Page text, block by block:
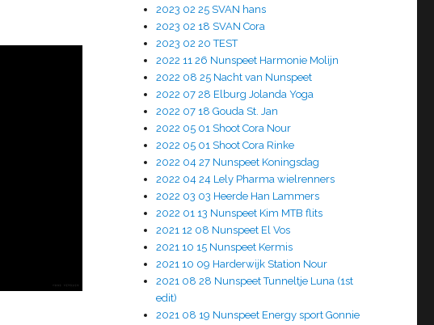
2023 02 25 SVAN hans
2023 02 18 SVAN Cora
2023 02 20 TEST
2022 11 26 Nunspeet Harmonie Molijn
2022 08 25 Nacht van Nunspeet
2022 07 28 Elburg Jolanda Yoga
2022 07 18 Gouda St. Jan
2022 05 01 Shoot Cora Nour
2022 05 01 Shoot Cora Rinke
2022 04 27 Nunspeet Koningsdag
2022 04 24 Lely Pharma wielrenners
2022 03 03 Heerde Han Lammers
2022 01 13 Nunspeet Kim MTB flits
2021 12 08 Nunspeet El Vos
2021 10 15 Nunspeet Kermis
2021 10 09 Harderwijk Station Nour
2021 08 28 Nunspeet Tunneltje Luna (1st
edit)
2021 08 19 Nunspeet Energy sport Gonnie